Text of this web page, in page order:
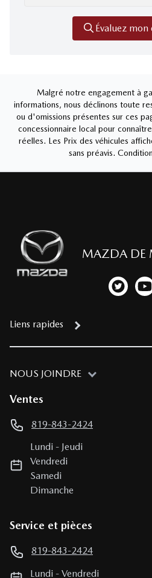
Évaluez mon
Malgré notre engagement à
informations, nous déclinons toute
ou d'omissions présentes sur ces
concessionnaire local pour
réelles. Les Prix des véhicules
sans préavis.
MAZDA DE
Lien
Liens rapides
NOUS JOINDRE
Ventes
819-843-2424
Lundi - Jeudi
Vendredi
Samedi
Dimanche
Service et pièces
819-843-2424
Lundi -Vendredi